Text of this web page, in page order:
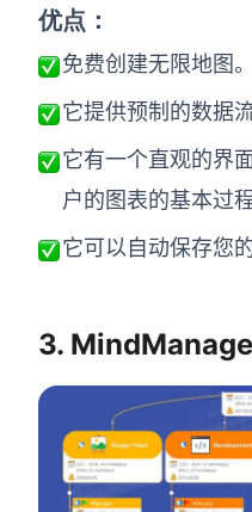
定价
优点：
免费创建无限地图。
它提供预制的数据
它有一个直观的界
户的图表的基本过程
它可以自动保存您的
3.